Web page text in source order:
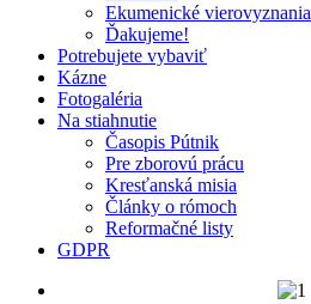
Ekumenické vierovyznania
Ďakujeme!
Potrebujete vybaviť
Kázne
Fotogaléria
Na stiahnutie
Časopis Pútnik
Pre zborovú prácu
Kresťanská misia
Články o rómoch
Reformačné listy
GDPR